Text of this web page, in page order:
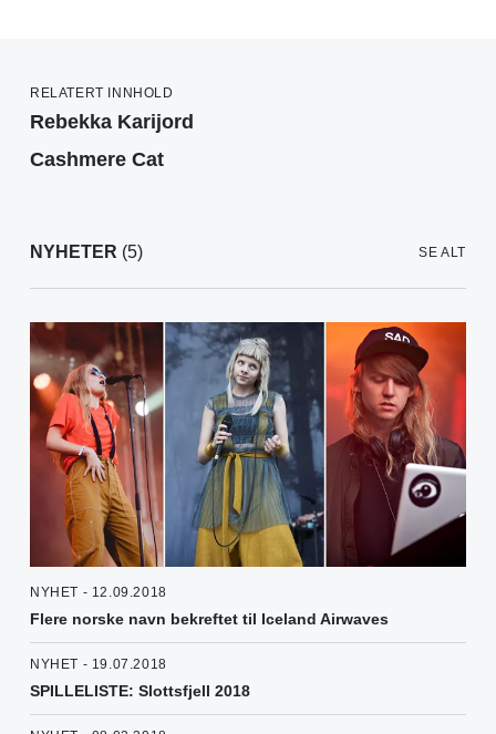
RELATERT INNHOLD
Rebekka Karijord
Cashmere Cat
NYHETER (5) SE ALT
NYHET - 12.09.2018
Flere norske navn bekreftet til Iceland Airwaves
NYHET - 19.07.2018
SPILLELISTE: Slottsfjell 2018